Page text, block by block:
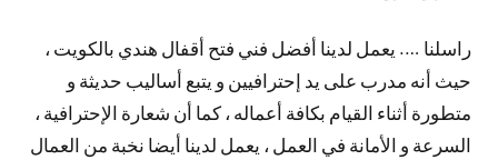
راسلنا …. يعمل لدينا أفضل فني فتح أقفال هندي بالكويت ،
حيث أنه مدرب على يد إحترافيين و يتبع أساليب حديثة و
متطورة أثناء القيام بكافة أعماله ، كما أن شعارة الإحترافية ،
السرعة و الأمانة في العمل ، يعمل لدينا أيضا نخبة من العمال